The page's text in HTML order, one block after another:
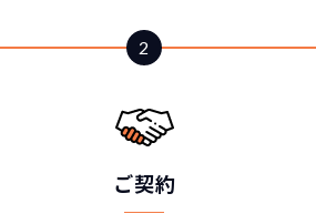
ご契約